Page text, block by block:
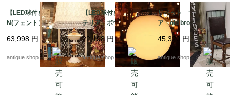
【LED球付き】FENTO
N(フェントン)ミルクグ
ラス テーブルラン
プ & LIBERTY シ
63,998 円
antique shop at's
【LED球付き】カフェ
テリア ボウルランプ/
ハンギングランプ
22,198 円
antique shop at's
リベット サイドチェ
ア old brown leather
45,320 円
antique shop at's